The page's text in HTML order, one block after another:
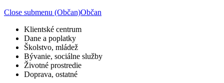
Close submenu (Občan)Občan
Klientské centrum
Dane a poplatky
Školstvo, mládež
Bývanie, sociálne služby
Životné prostredie
Doprava, ostatné